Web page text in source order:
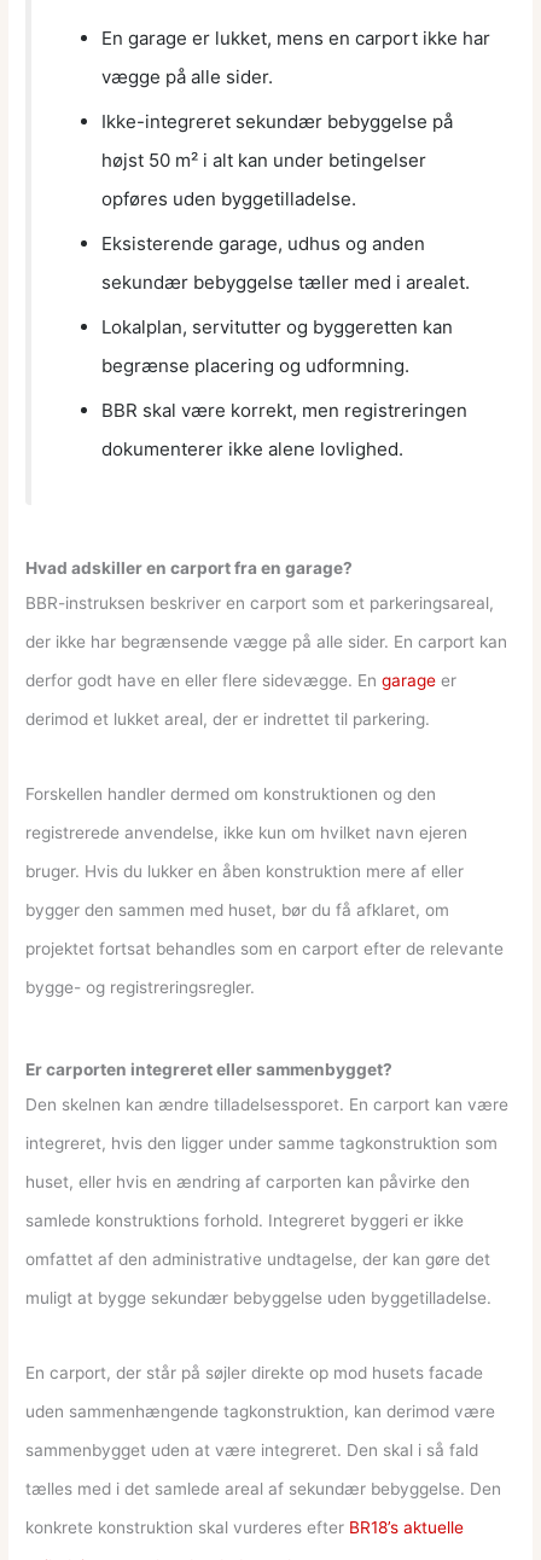
En garage er lukket, mens en carport ikke har
vægge på alle sider.
Ikke-integreret sekundær bebyggelse på
højst 50 m² i alt kan under betingelser
opføres uden byggetilladelse.
Eksisterende garage, udhus og anden
sekundær bebyggelse tæller med i arealet.
Lokalplan, servitutter og byggeretten kan
begrænse placering og udformning.
BBR skal være korrekt, men registreringen
dokumenterer ikke alene lovlighed.
Hvad adskiller en carport fra en garage?
BBR-instruksen beskriver en carport som et parkeringsareal,
der ikke har begrænsende vægge på alle sider. En carport kan
derfor godt have en eller flere sidevægge. Engarage er
derimod et lukket areal, der er indrettet til parkering.
Forskellen handler dermed om konstruktionen og den
registrerede anvendelse, ikke kun om hvilket navn ejeren
bruger. Hvis du lukker en åben konstruktion mere af eller
bygger den sammen med huset, bør du få afklaret, om
projektet fortsat behandles som en carport efter de relevante
bygge- og registreringsregler.
Er carporten integreret eller sammenbygget?
Den skelnen kan ændre tilladelsessporet. En carport kan være
integreret, hvis den ligger under samme tagkonstruktion som
huset, eller hvis en ændring af carporten kan påvirke den
samlede konstruktions forhold. Integreret byggeri er ikke
omfattet af den administrative undtagelse, der kan gøre det
muligt at bygge sekundær bebyggelse uden byggetilladelse.
En carport, der står på søjler direkte op mod husets facade
uden sammenhængende tagkonstruktion, kan derimod være
sammenbygget uden at være integreret. Den skal i så fald
tælles med i det samlede areal af sekundær bebyggelse. Den
konkrete konstruktion skal vurderes efter BR18’s aktuelle